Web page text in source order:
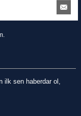
ilk sen haberdar ol,